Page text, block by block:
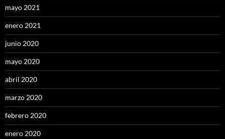
mayo 2021
enero 2021
junio 2020
mayo 2020
abril 2020
marzo 2020
febrero 2020
enero 2020